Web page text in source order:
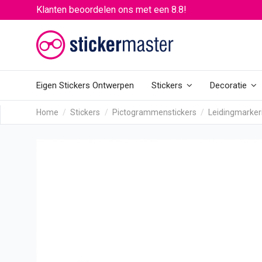
Klanten beoordelen ons met een 8.8!
Eigen Stickers Ontwerpen Stickers Decoratie
Home Stickers Pictogrammenstickers